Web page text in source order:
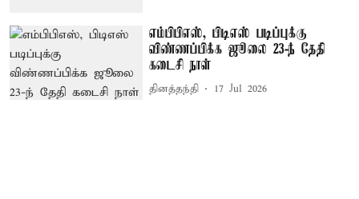
எம்பிபிஎஸ், பிடிஎஸ் படிப்புக்கு
விண்ணப்பிக்க ஜூலை 23-ந் தேதி
கடைசி நாள்
தினத்தந்தி 17 Jul 2026